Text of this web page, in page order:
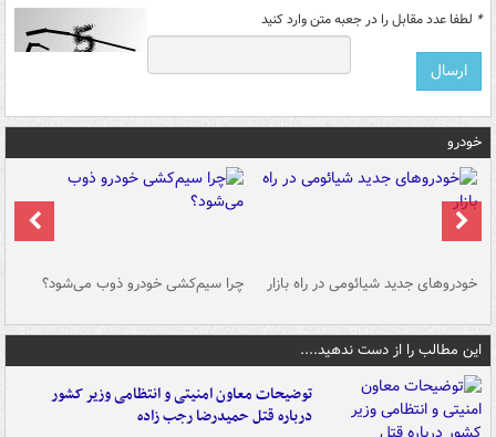
* لطفا عدد مقابل را در جعبه متن وارد کنید
خودرو
خودروهای جدید شیائومی در راه بازار چرا سیم‌کشی خودرو ذوب می‌شود؟
این مطالب را از دست ندهید....
توضیحات معاون امنیتی و انتظامی وزیر کشور
درباره قتل حمیدرضا رجب زاده